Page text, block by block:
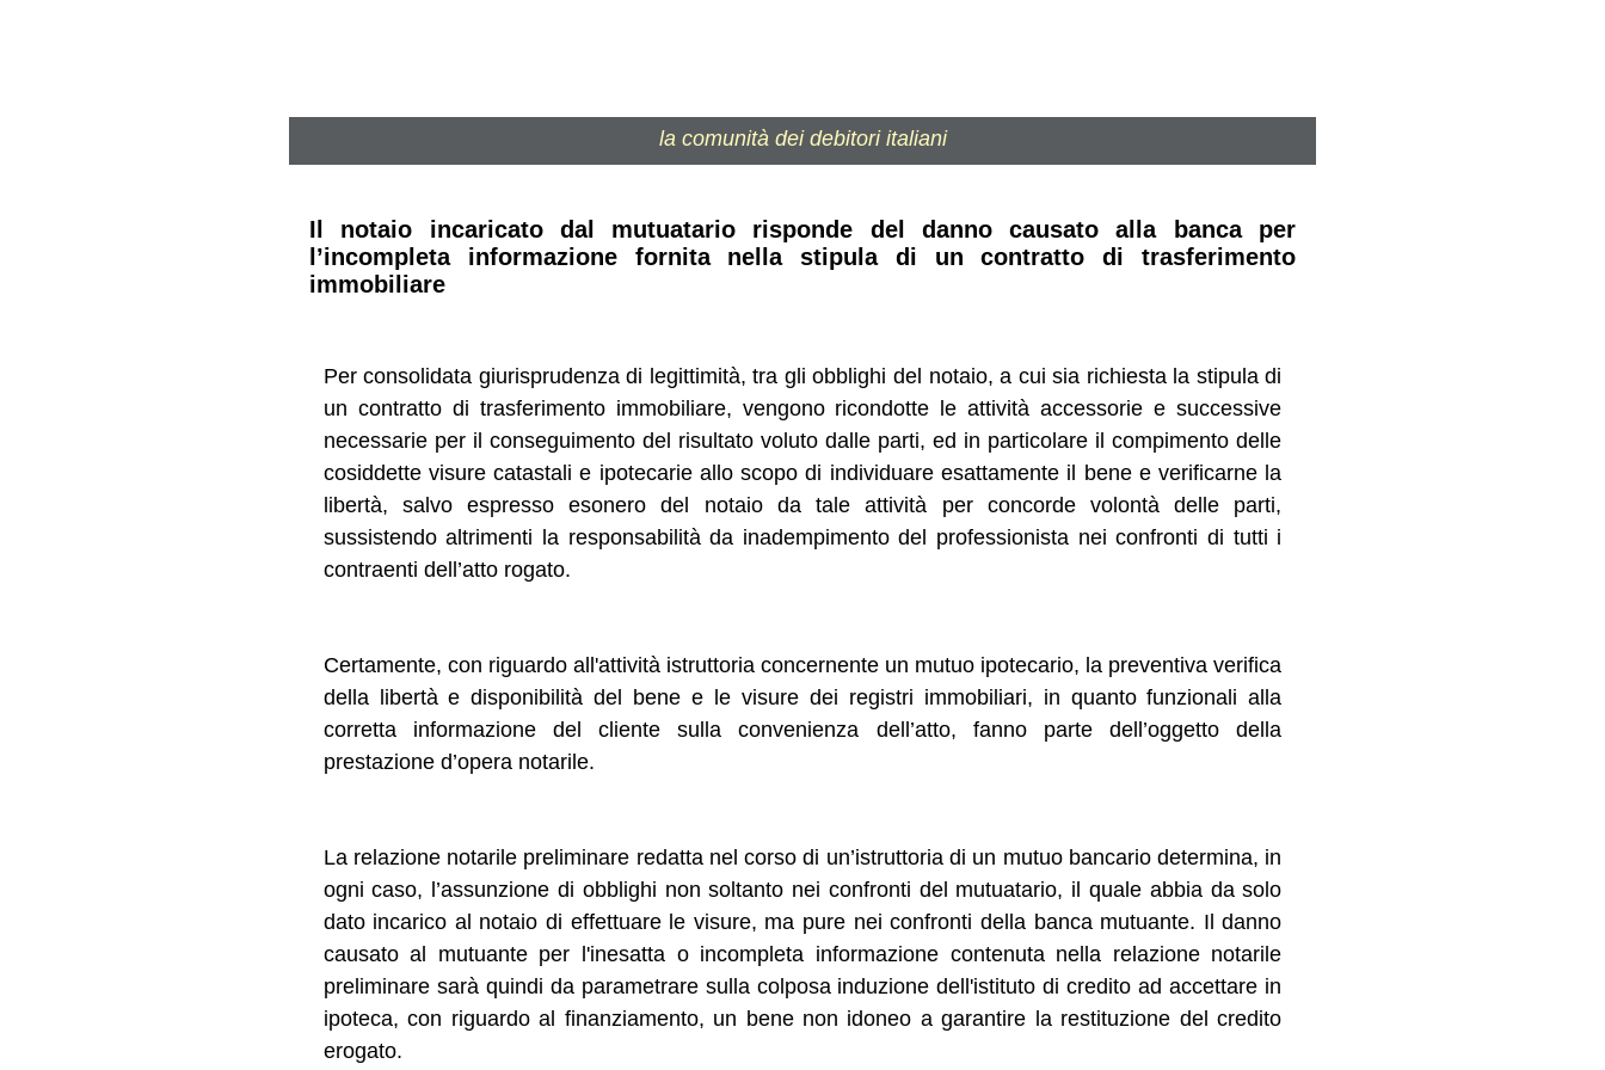
la comunità dei debitori italiani
Il notaio incaricato dal mutuatario risponde del danno causato alla banca per
l’incompleta informazione fornita nella stipula di un contratto di trasferimento
immobiliare
Per consolidata giurisprudenza di legittimità, tra gli obblighi del notaio, a cui sia richiesta la stipula di
un contratto di trasferimento immobiliare, vengono ricondotte le attività accessorie e successive
necessarie per il conseguimento del risultato voluto dalle parti, ed in particolare il compimento delle
cosiddette visure catastali e ipotecarie allo scopo di individuare esattamente il bene e verificarne la
libertà, salvo espresso esonero del notaio da tale attività per concorde volontà delle parti,
sussistendo altrimenti la responsabilità da inadempimento del professionista nei confronti di tutti i
contraenti dell’atto rogato.
Certamente, con riguardo all'attività istruttoria concernente un mutuo ipotecario, la preventiva verifica
della libertà e disponibilità del bene e le visure dei registri immobiliari, in quanto funzionali alla
corretta informazione del cliente sulla convenienza dell’atto, fanno parte dell’oggetto della
prestazione d’opera notarile.
La relazione notarile preliminare redatta nel corso di un’istruttoria di un mutuo bancario determina, in
ogni caso, l’assunzione di obblighi non soltanto nei confronti del mutuatario, il quale abbia da solo
dato incarico al notaio di effettuare le visure, ma pure nei confronti della banca mutuante. Il danno
causato al mutuante per l'inesatta o incompleta informazione contenuta nella relazione notarile
preliminare sarà quindi da parametrare sulla colposa induzione dell'istituto di credito ad accettare in
ipoteca, con riguardo al finanziamento, un bene non idoneo a garantire la restituzione del credito
erogato.